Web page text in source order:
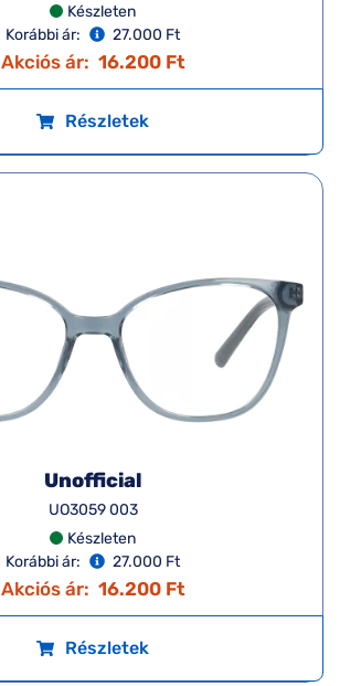
Készleten
Korábbi ár:
27.000 Ft
Akciós ár: 16.200 Ft
Részletek
Unofficial
UO3059 003
Készleten
Korábbi ár:
27.000 Ft
Akciós ár: 16.200 Ft
Részletek